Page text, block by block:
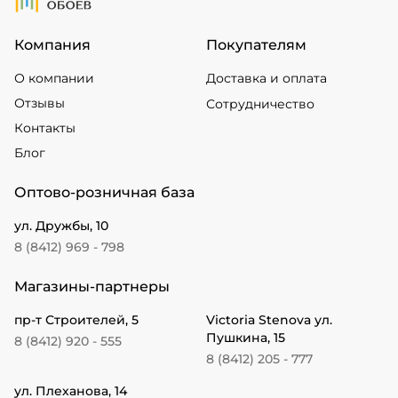
Компания
О компании
Отзывы
Контакты
Блог
Покупателям
Доставка и оплата
Сотрудничество
Оптово-розничная база
ул. Дружбы, 10
8 (8412) 969 - 798
Магазины-партнеры
пр-т Строителей, 5
8 (8412) 920 - 555
Victoria Stenova ул.
Пушкина, 15
8 (8412) 205 - 777
ул. Плеханова, 14